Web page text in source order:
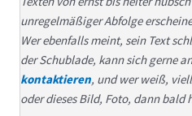
unregelmäßiger Abfolge
Wer ebenfalls meint, sein Text
der Schublade, kann sich gerne
kontaktieren, und wer weiß,
oder dieses Bild, Foto, dann bald